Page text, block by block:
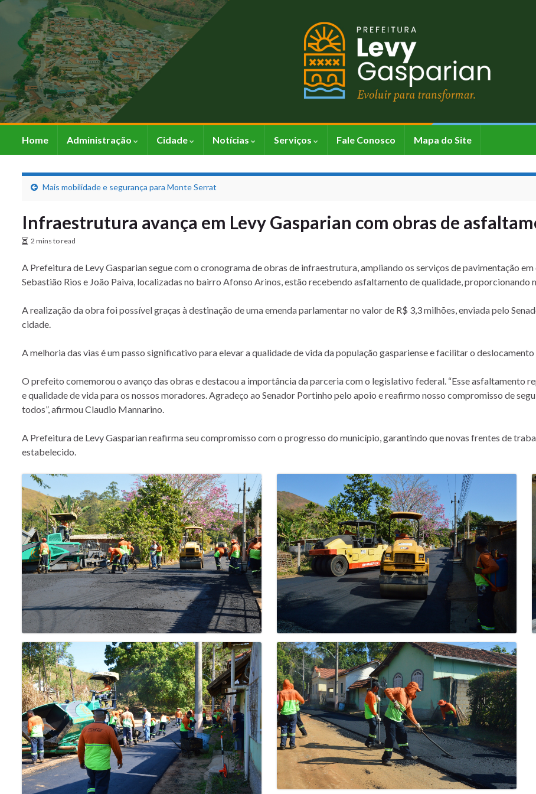
Home Administração Cidade Notícias Serviços Fale Conosco Mapa do Site
Mais mobilidade e segurança para Monte Serrat
Infraestrutura avança em Levy Gasparian com obras de
2 mins to read
A Prefeitura de Levy Gasparian segue com o cronograma de obras de infraestrutura, ampliando os serviços de pavimentação
Sebastião Rios e João Paiva, localizadas no bairro Afonso Arinos, estão recebendo asfaltamento de qualidade, proporcionando
A realização da obra foi possível graças à destinação de uma emenda parlamentar no valor de R$ 3,3 milhões, enviada pelo
cidade.
A melhoria das vias é um passo significativo para elevar a qualidade de vida da população gaspariense e facilitar o
O prefeito comemorou o avanço das obras e destacou a importância da parceria com o legislativo federal. “Esse asfaltamento
e qualidade de vida para os nossos moradores. Agradeço ao Senador Portinho pelo apoio e reafirmo nosso compromisso de
todos”, afirmou Claudio Mannarino.
A Prefeitura de Levy Gasparian reafirma seu compromisso com o progresso do município, garantindo que novas frentes de
estabelecido.